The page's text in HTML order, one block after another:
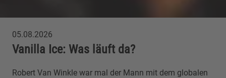
05.08.2026
Vanilla Ice: Was läuft da?
Robert Van Winkle war mal der Mann mit dem globalen